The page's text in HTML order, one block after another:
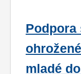
Podpora
mladé